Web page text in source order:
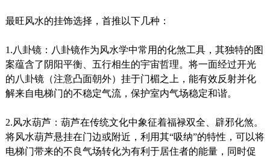
最旺风水的挂饰选择，首推以下几种：
1.八卦镜：八卦镜作为风水学中常用的化煞工具，其独特的图
案蕴含了阴阳平衡、五行相生的宇宙哲理。将一面经过开光
的八卦镜（注意凸面朝外）挂于门楣之上，能有效反射并化
解来自电梯门的不稳定气流，保护室内气场稳定和谐。
2.风水葫芦：葫芦在传统文化中象征着福禄双全、辟邪化煞。
将风水葫芦悬挂在门边或附近，利用其“吸纳”的特性，可以将
电梯门带来的不良气场转化为有利于居住者的能量，同时促